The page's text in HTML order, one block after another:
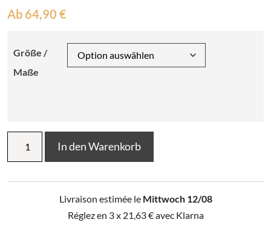
Ab 64,90 €
Größe /
Maße
Bettdecke
+
In den Warenkorb
Livraison estimée le Mittwoch 12/08
Réglez en 3 x 21,63€avec Klarna